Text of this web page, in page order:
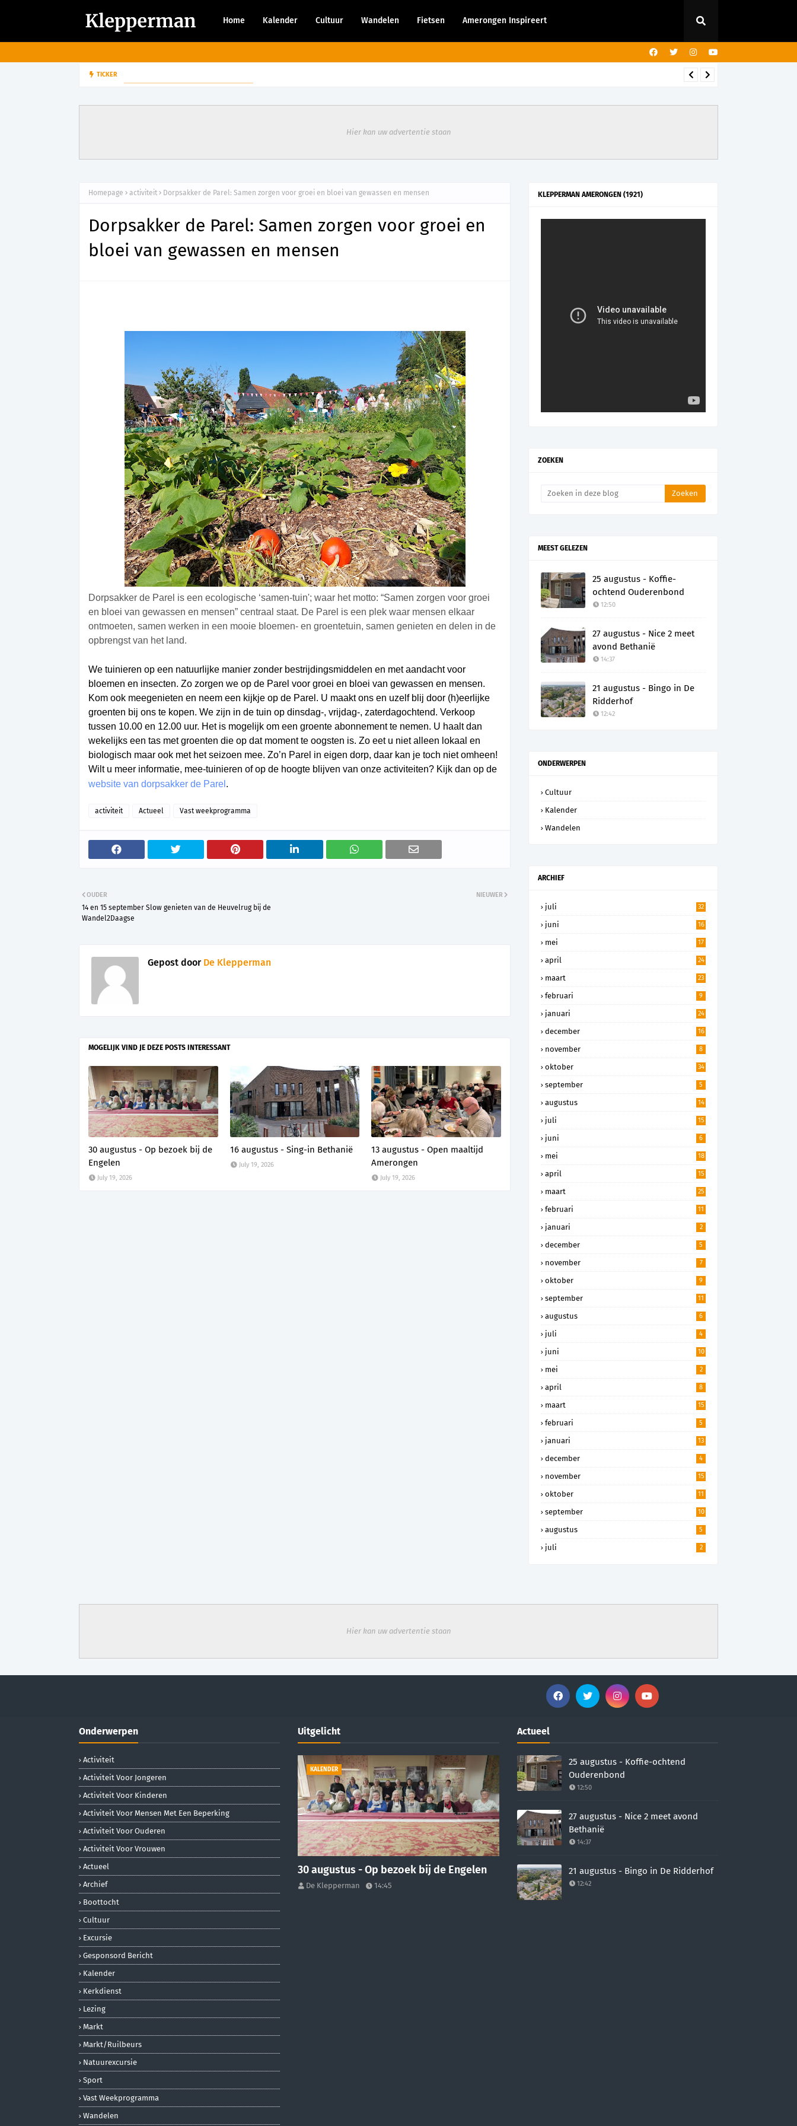
Home Kalender Cultuur Wandelen Fietsen Amerongen Inspireert
TICKER
Hier kan uw advertentie staan
Homepage activiteit Dorpsakker de Parel: Samen zorgen voor groei en bloei van gewassen en mensen
Dorpsakker de Parel: Samen zorgen voor groei en
bloei van gewassen en mensen
Dorpsakker de Parel is een ecologische ‘samen-tuin'; waar het motto: “Samen zorgen voor groei
en bloei van gewassen en mensen” centraal staat. De Parel is een plek waar mensen elkaar
ontmoeten, samen werken in een mooie bloemen- en groentetuin, samen genieten en delen in de
opbrengst van het land.
We tuinieren op een natuurlijke manier zonder bestrijdingsmiddelen en met aandacht voor
bloemen en insecten. Zo zorgen we op de Parel voor groei en bloei van gewassen en mensen.
Kom ook meegenieten en neem een kijkje op de Parel. U maakt ons en uzelf blij door (h)eerlijke
groenten bij ons te kopen. We zijn in de tuin op dinsdag-, vrijdag-, zaterdagochtend. Verkoop
tussen 10.00 en 12.00 uur. Het is mogelijk om een groente abonnement te nemen. U haalt dan
wekelijks een tas met groenten die op dat moment te oogsten is. Zo eet u niet alleen lokaal en
biologisch maar ook met het seizoen mee. Zo’n Parel in eigen dorp, daar kan je toch niet omheen!
Wilt u meer informatie, mee-tuinieren of op de hoogte blijven van onze activiteiten? Kijk dan op de
website van dorpsakker de Parel .
activiteit Actueel Vast weekprogramma
NIEUWER
OUDER
14 en 15 september Slow genieten van de Heuvelrug bij de
Wandel2Daagse
Gepost doorDe Klepperman
MOGELIJK VIND JE DEZE POSTS INTERESSANT
30 augustus - Op bezoek bij de
Engelen
July 19, 2026
16 augustus - Sing-in Bethanië
July 19, 2026
13 augustus - Open maaltijd
Amerongen
July 19, 2026
KLEPPERMAN AMERONGEN (1921)
ZOEKEN
MEEST GELEZEN
25 augustus - Koffie-
ochtend Ouderenbond
12:50
27 augustus - Nice 2 meet
avond Bethanië
14:37
21 augustus - Bingo in De
Ridderhof
12:42
ONDERWERPEN
Cultuur
Kalender
Wandelen
ARCHIEF
juli 32
juni 16
mei 17
april 24
maart 23
februari 9
januari 24
december 16
november 8
oktober 34
september 5
augustus 14
juli 15
juni 6
mei 18
april 15
maart 25
februari 11
januari 2
december 5
november 7
oktober 9
september 11
augustus 6
juli 4
juni 10
mei 2
april 8
maart 15
februari 5
januari 13
december 4
november 15
oktober 11
september 10
augustus 5
juli 2
Hier kan uw advertentie staan
Onderwerpen
Activiteit
Activiteit Voor Jongeren
Activiteit Voor Kinderen
Activiteit Voor Mensen Met Een Beperking
Activiteit Voor Ouderen
Activiteit Voor Vrouwen
Actueel
Archief
Boottocht
Cultuur
Excursie
Gesponsord Bericht
Kalender
Kerkdienst
Lezing
Markt
Markt/ruilbeurs
Natuurexcursie
Sport
Vast Weekprogramma
Wandelen
Uitgelicht
KALENDER
30 augustus - Op bezoek bij de Engelen
De Klepperman 14:45
Actueel
25 augustus - Koffie-ochtend
Ouderenbond
12:50
27 augustus - Nice 2 meet avond
Bethanië
14:37
21 augustus - Bingo in De Ridderhof
12:42